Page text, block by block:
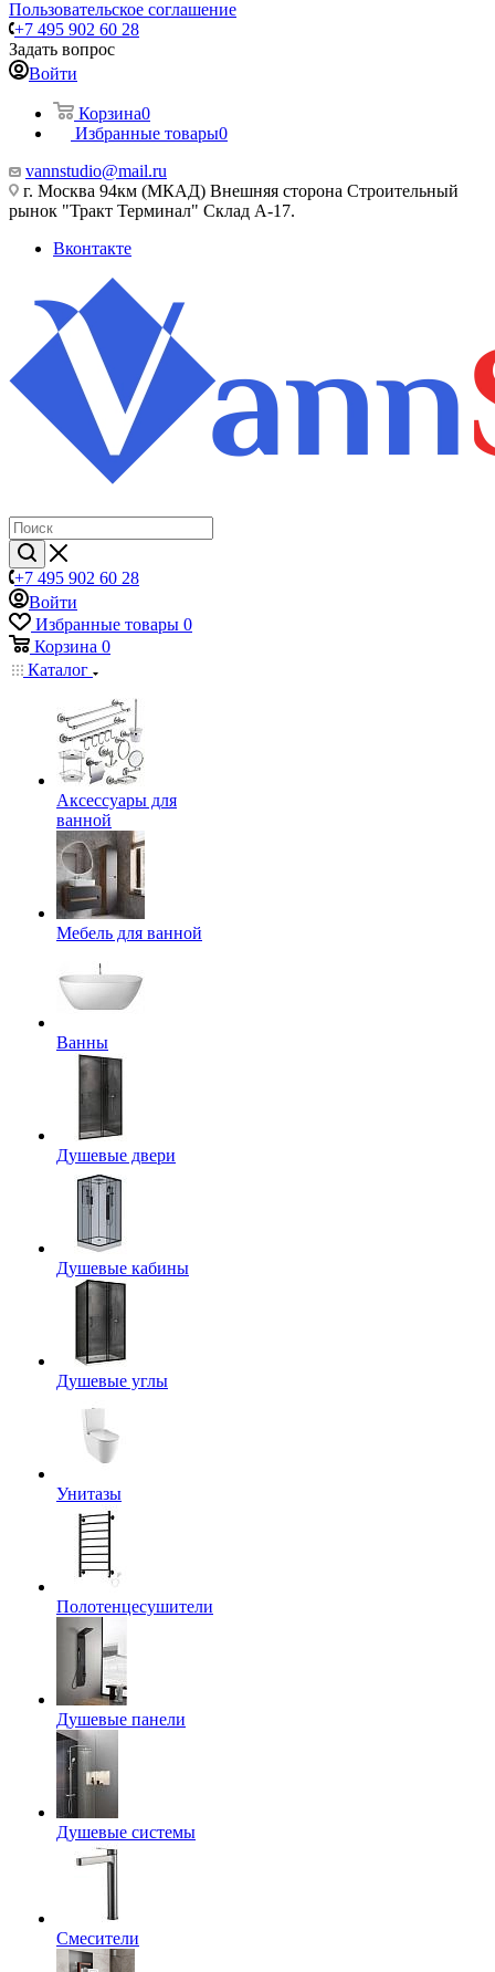
Пользовательское соглашение
+7 495 902 60 28
Задать вопрос
Войти
Корзина0
Избранные товары0
vannstudio@mail.ru
г. Москва 94км (МКАД) Внешняя сторона Строительный
рынок "Тракт Терминал" Склад А-17.
Вконтакте
+7 495 902 60 28
Войти
Избранные товары 0
Корзина 0
Каталог
Аксессуары для
ванной
Мебель для ванной
Ванны
Душевые двери
Душевые кабины
Душевые углы
Унитазы
Полотенцесушители
Душевые панели
Душевые системы
Смесители